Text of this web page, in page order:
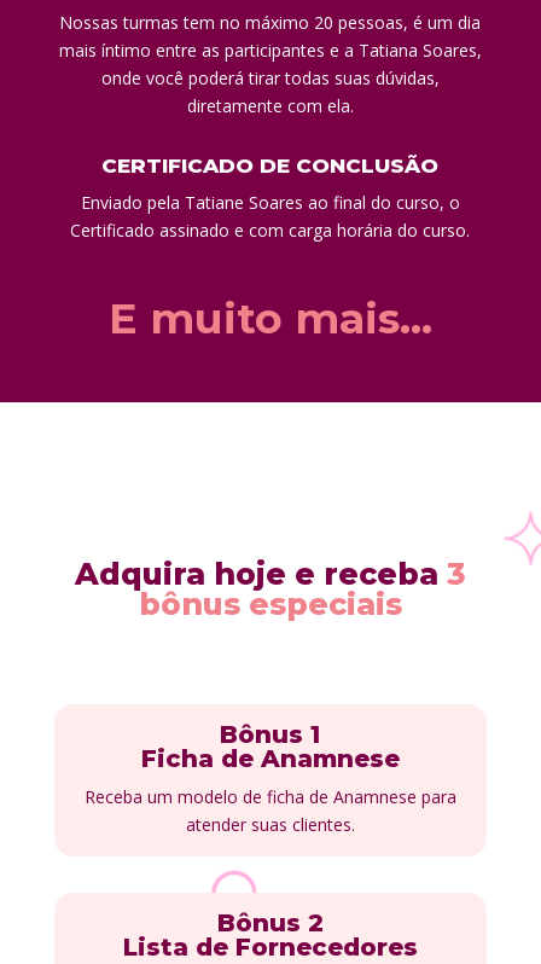
Nossas turmas tem no máximo 20 pessoas, é um dia
mais íntimo entre as participantes e a Tatiana Soares,
onde você poderá tirar todas suas dúvidas,
diretamente com ela.
CERTIFICADO DE CONCLUSÃO
Enviado pela Tatiane Soares ao final do curso, o
Certificado assinado e com carga horária do curso.
E muito mais…
Adquira hoje e receba 3
bônus especiais
Bônus 1
Ficha de Anamnese
Receba um modelo de ficha de Anamnese para
atender suas clientes.
Bônus 2
Lista de Fornecedores